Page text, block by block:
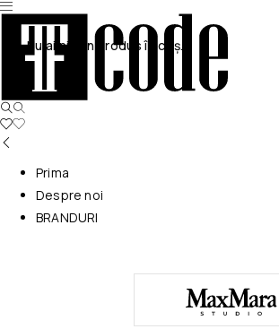
Nu ai niciun produs în coș.
Prima
Despre noi
BRANDURI